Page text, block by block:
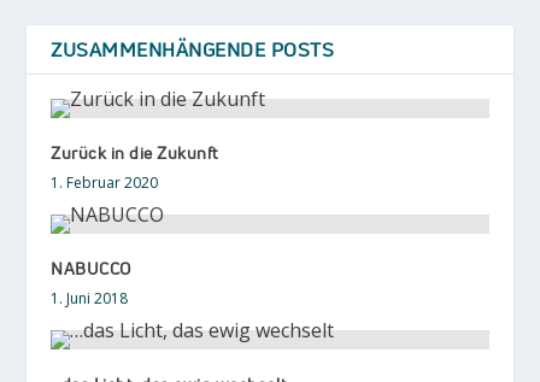
ZUSAMMENHÄNGENDE POSTS
Zurück in die Zukunft
1. Februar 2020
NABUCCO
1. Juni 2018